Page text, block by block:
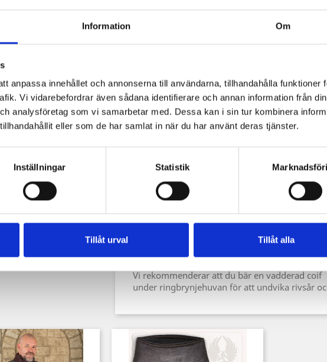
Information Om
anpassa innehållet och annonserna till användarna, tillhandahålla funktioner
Vi vidarebefordrar även sådana identifierare och annan information från
analysföretag som vi samarbetar med. Dessa kan i sin tur kombinera
eller som de har samlat in när du har använt deras tjänster.
Inställningar Statistik
Tillåt urval Tillåt alla
Ringbrynjan är den klassiska rustningen för alla
Denna huva är gjord av runda ringar och vävd
europeiska 4-i-1-mönstret. Flikarna täcker
Varje enskild ring är nitad och kan endast
(eller rätt verktyg).
Ringar innerdiameter: 9mm
Material: Stål
Färg: blank, mörk eller grå
Vi rekommenderar att du bär en vadderad coif
under ringbrynjehuvan för att undvika rivsår